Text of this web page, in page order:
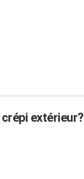
extérieur?